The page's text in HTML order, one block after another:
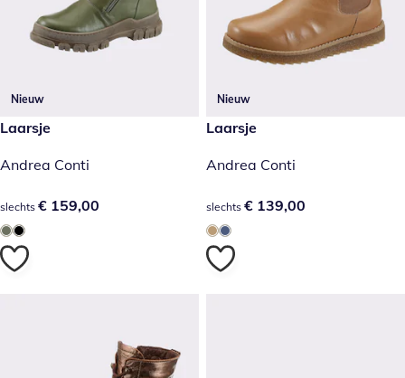
Nieuw
€ 159,00
Laarsje
Andrea Conti
€ 159,00
slechts € 159,00
Nieuw
€ 139,00
Laarsje
Andrea Conti
€ 139,00
slechts € 139,00